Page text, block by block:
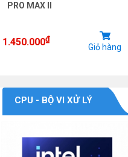
PRO MAX II
1.450.000₫
Giỏ hàng
CPU - BỘ VI XỬ LÝ